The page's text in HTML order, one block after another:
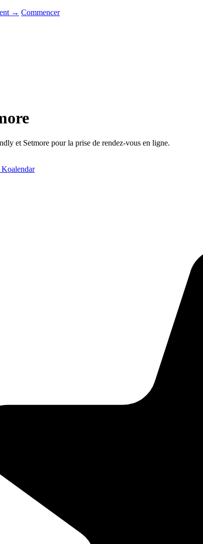
→ Commencer
et Setmore pour la prise de rendez-vous en ligne.